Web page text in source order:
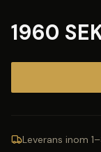
1960
Leverans inom